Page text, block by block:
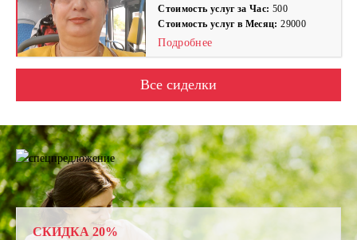
Стоимость услуг за Час: 500
Стоимость услуг в Месяц:29000
Подробнее
Все сиделки
СКИДКА 20%